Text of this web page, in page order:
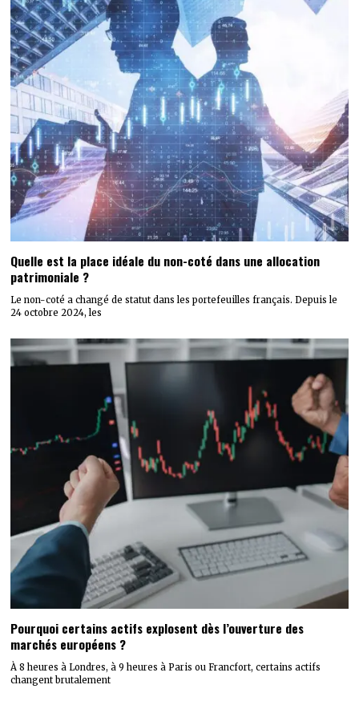
Quelle est la place idéale du non-coté dans une allocation
patrimoniale ?
Le non-coté a changé de statut dans les portefeuilles français. Depuis le
24 octobre 2024, les
Pourquoi certains actifs explosent dès l’ouverture des
marchés européens ?
À 8 heures à Londres, à 9 heures à Paris ou Francfort, certains actifs
changent brutalement